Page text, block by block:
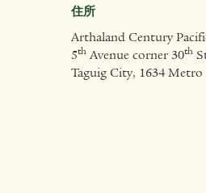
住所
Arthaland Century
5th Avenue corner 30th
Taguig City, 1634